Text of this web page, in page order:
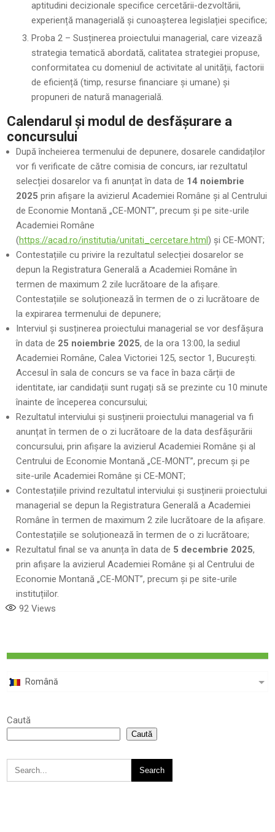
aptitudini decizionale specifice cercetării-dezvoltării,
experiență managerială și cunoașterea legislației specifice;
Proba 2 – Susținerea proiectului managerial, care vizează
strategia tematică abordată, calitatea strategiei propuse,
conformitatea cu domeniul de activitate al unității, factorii
de eficiență (timp, resurse financiare și umane) și
propuneri de natură managerială.
Calendarul și modul de desfășurare a
concursului
După încheierea termenului de depunere, dosarele candidaților
vor fi verificate de către comisia de concurs, iar rezultatul
selecției dosarelor va fi anunțat în data de 14 noiembrie
2025 prin afișare la avizierul Academiei Române și al Centrului
de Economie Montană „CE-MONT”, precum și pe site-urile
Academiei Române
(https://acad.ro/institutia/unitati_cercetare.html) și CE-MONT;
Contestațiile cu privire la rezultatul selecției dosarelor se
depun la Registratura Generală a Academiei Române în
termen de maximum 2 zile lucrătoare de la afișare.
Contestațiile se soluționează în termen de o zi lucrătoare de
la expirarea termenului de depunere;
Interviul și susținerea proiectului managerial se vor desfășura
în data de 25 noiembrie 2025, de la ora 13:00, la sediul
Academiei Române, Calea Victoriei 125, sector 1, București.
Accesul în sala de concurs se va face în baza cărții de
identitate, iar candidații sunt rugați să se prezinte cu 10 minute
înainte de începerea concursului;
Rezultatul interviului și susținerii proiectului managerial va fi
anunțat în termen de o zi lucrătoare de la data desfășurării
concursului, prin afișare la avizierul Academiei Române și al
Centrului de Economie Montană „CE-MONT”, precum și pe
site-urile Academiei Române și CE-MONT;
Contestațiile privind rezultatul interviului și susținerii proiectului
managerial se depun la Registratura Generală a Academiei
Române în termen de maximum 2 zile lucrătoare de la afișare.
Contestațiile se soluționează în termen de o zi lucrătoare;
Rezultatul final se va anunța în data de 5 decembrie 2025,
prin afișare la avizierul Academiei Române și al Centrului de
Economie Montană „CE-MONT”, precum și pe site-urile
instituțiilor.
92 Views
Română
Caută
Caută